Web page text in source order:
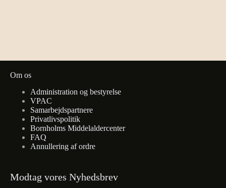
Om os
Administration og bestyrelse
VPAC
Samarbejdspartnere
Privatlivspolitik
Bornholms Middelaldercenter
FAQ
Annullering af ordre
Modtag vores Nyhedsbrev